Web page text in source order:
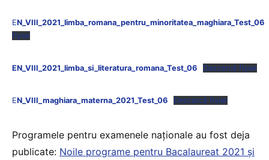
EN_VIII_2021_limba_romana_pentru_minoritatea_maghiara_Test_06
fișier
EN_VIII_2021_limba_si_literatura_romana_Test_06 Descarcă fișier
EN_VIII_maghiara_materna_2021_Test_06 Descarcă fișier
Programele pentru examenele naționale au fost deja
publicate: Noile programe pentru Bacalaureat 2021 și